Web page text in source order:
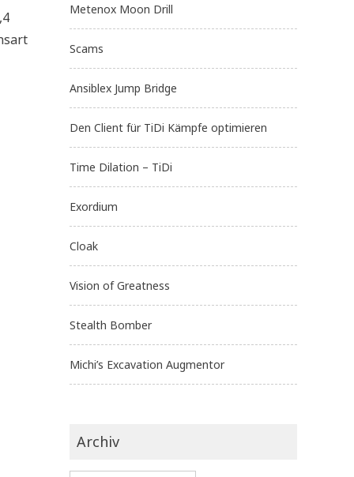
Metenox Moon Drill
Scams
Ansiblex Jump Bridge
Den Client für TiDi Kämpfe optimieren
Time Dilation – TiDi
Exordium
Cloak
Vision of Greatness
Stealth Bomber
Michi’s Excavation Augmentor
Archiv